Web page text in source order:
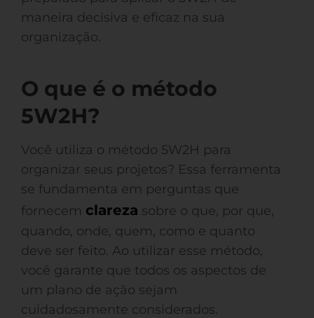
maneira decisiva e eficaz na sua
organização.
O que é o método
5W2H?
Você utiliza o método 5W2H para
organizar seus projetos? Essa ferramenta
se fundamenta em perguntas que
fornecem clareza sobre o que, por que,
quando, onde, quem, como e quanto
deve ser feito. Ao utilizar esse método,
você garante que todos os aspectos de
um plano de ação sejam
cuidadosamente considerados.